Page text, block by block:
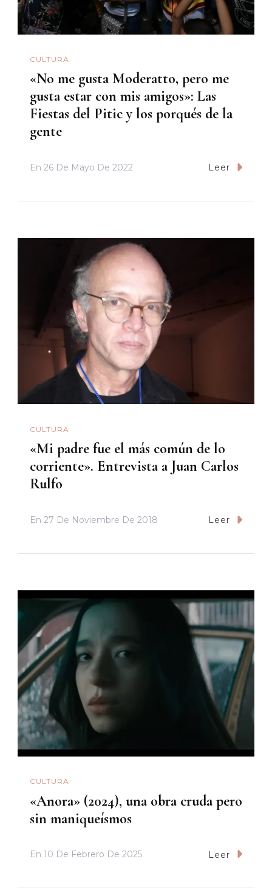
CULTURA
«No me gusta Moderatto, pero me
gusta estar con mis amigos»: Las
Fiestas del Pitic y los porqués de la
gente
En 26 De Mayo De 2022 Leer
CULTURA
«Mi padre fue el más común de lo
corriente». Entrevista a Juan Carlos
Rulfo
En 27 De Noviembre De 2018 Leer
CULTURA
«Anora» (2024), una obra cruda pero
sin maniqueísmos
En 10 De Febrero De 2025 Leer